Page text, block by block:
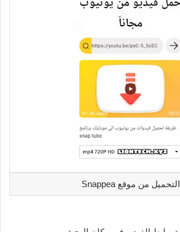
التحميل من موقع Snappea